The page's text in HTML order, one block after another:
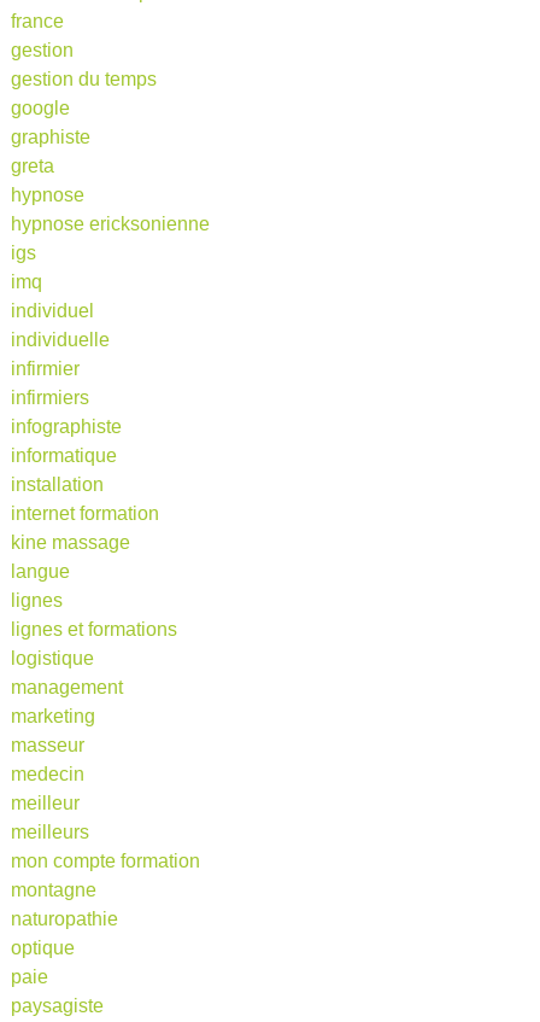
france
gestion
gestion du temps
google
graphiste
greta
hypnose
hypnose ericksonienne
igs
imq
individuel
individuelle
infirmier
infirmiers
infographiste
informatique
installation
internet formation
kine massage
langue
lignes
lignes et formations
logistique
management
marketing
masseur
medecin
meilleur
meilleurs
mon compte formation
montagne
naturopathie
optique
paie
paysagiste